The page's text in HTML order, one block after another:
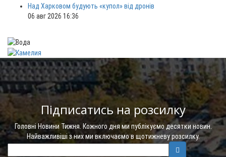
Над Харковом будують «купол» від дронів
06 авг 2026 16:36
Підписатись на розсилку
Головні Новини Тижня. Кожного дня ми публікуємо десятки новин.
Найважливіші з них ми включаємо в щотижневу розсилку.